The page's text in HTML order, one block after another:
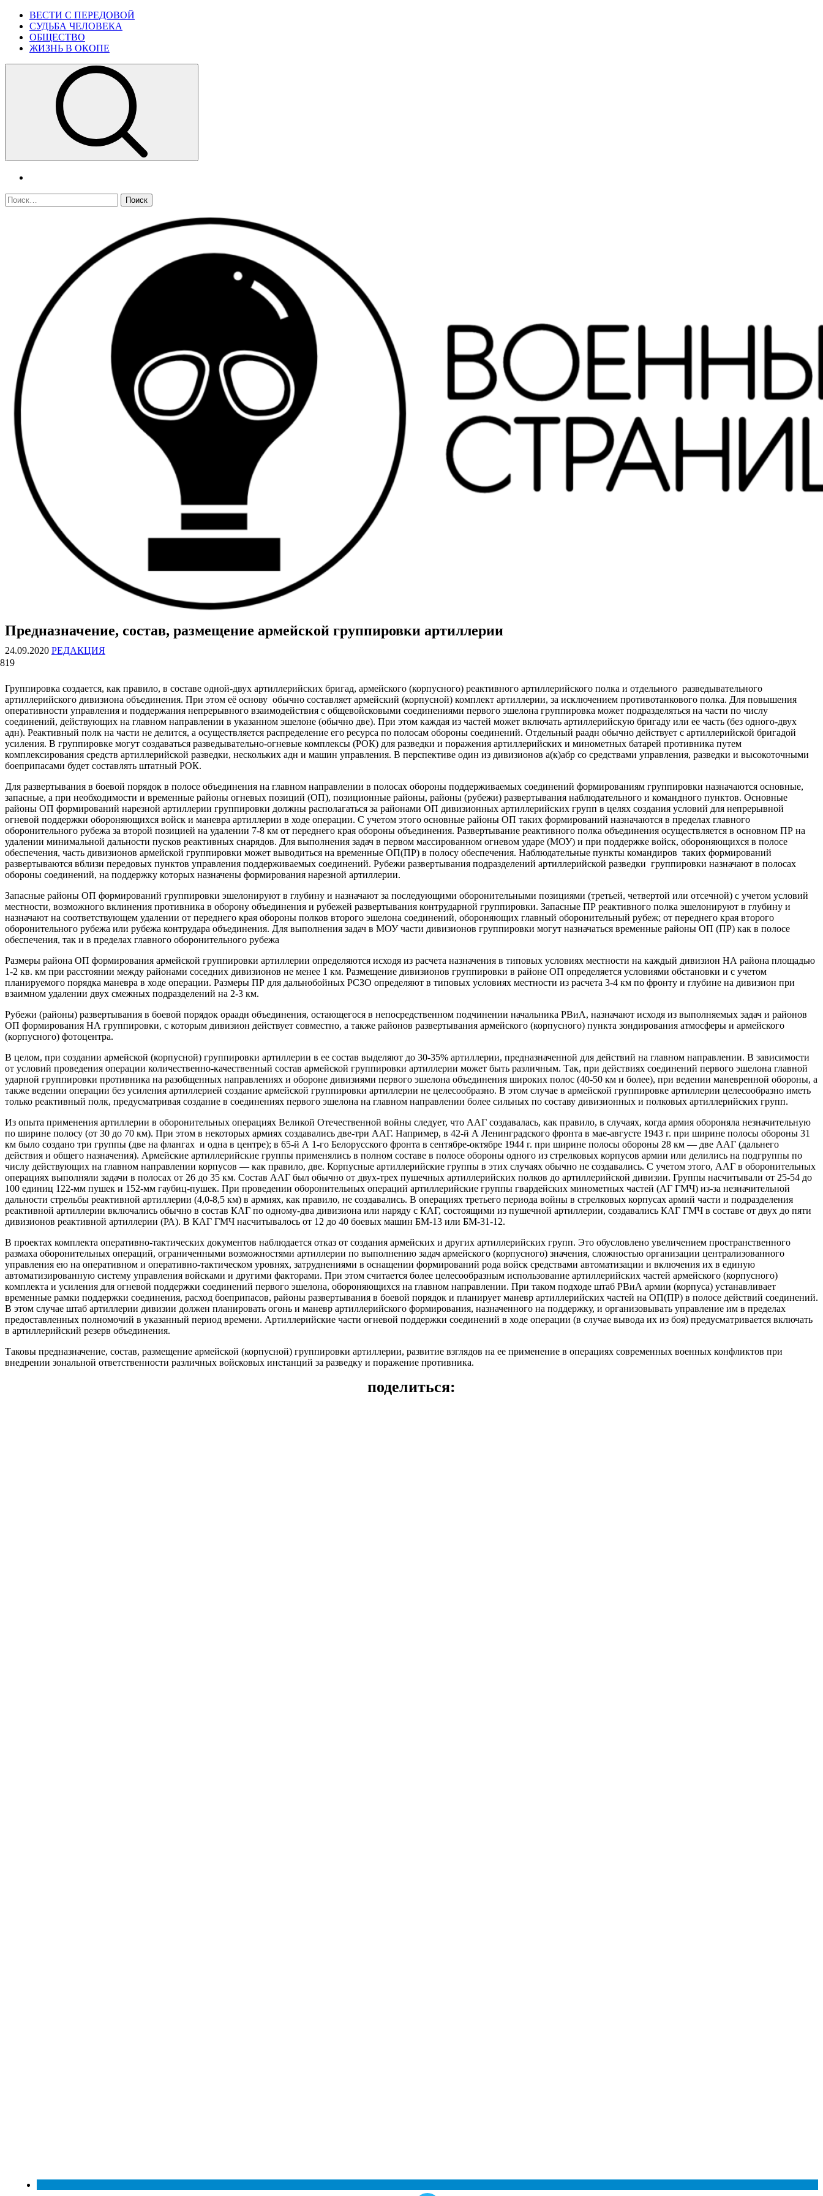
Skip
content
Primary
Menu
ВЕСТИ С ПЕРЕДОВОЙ
СУДЬБА ЧЕЛОВЕКА
ОБЩЕСТВО
ЖИЗНЬ В ОКОПЕ
Найти:
ВОЕННЫЕ СТРАНИЦЫ
СТАТЬИ ВОЕННОЙ ТЕМАТИКИ
Предназначение, состав, размещение армейской группировки артиллерии
24.09.2020 РЕДАКЦИЯ
819
Группировка создается, как правило, в составе одной-двух артиллерийских бригад, армейского (корпусного) реактивного артиллерийского полка и отдельного разведывательного
артиллерийского дивизиона объединения. При этом её основу обычно составляет армейский (корпусной) комплект артиллерии, за исключением противотанкового полка. Для повышения
оперативности управления и поддержания непрерывного взаимодействия с общевойсковыми соединениями первого эшелона группировка может подразделяться на части по числу
соединений, действующих на главном направлении в указанном эшелоне (обычно две). При этом каждая из частей может включать артиллерийскую бригаду или ее часть (без одного-двух
адн). Реактивный полк на части не делится, а осуществляется распределение его ресурса по полосам обороны соединений. Отдельный раадн обычно действует с артиллерийской бригадой
усиления. В группировке могут создаваться разведывательно-огневые комплексы (РОК) для разведки и поражения артиллерийских и минометных батарей противника путем
комплексирования средств артиллерийской разведки, нескольких адн и машин управления. В перспективе один из дивизионов а(к)абр со средствами управления, разведки и высокоточными
боеприпасами будет составлять штатный РОК.
Для развертывания в боевой порядок в полосе объединения на главном направлении в полосах обороны поддерживаемых соединений формированиям группировки назначаются основные,
запасные, а при необходимости и временные районы огневых позиций (ОП), позиционные районы, районы (рубежи) развертывания наблюдательного и командного пунктов. Основные
районы ОП формирований нарезной артиллерии группировки должны располагаться за районами ОП дивизионных артиллерийских групп в целях создания условий для непрерывной
огневой поддержки обороняющихся войск и маневра артиллерии в ходе операции. С учетом этого основные районы ОП таких формирований назначаются в пределах главного
оборонительного рубежа за второй позицией на удалении 7-8 км от переднего края обороны объединения. Развертывание реактивного полка объединения осуществляется в основном ПР на
удалении минимальной дальности пусков реактивных снарядов. Для выполнения задач в первом массированном огневом ударе (МОУ) и при поддержке войск, обороняющихся в полосе
обеспечения, часть дивизионов армейской группировки может выводиться на временные ОП(ПР) в полосу обеспечения. Наблюдательные пункты командиров таких формирований
развертываются вблизи передовых пунктов управления поддерживаемых соединений. Рубежи развертывания подразделений артиллерийской разведки группировки назначают в полосах
обороны соединений, на поддержку которых назначены формирования нарезной артиллерии.
Запасные районы ОП формирований группировки эшелонируют в глубину и назначают за последующими оборонительными позициями (третьей, четвертой или отсечной) с учетом условий
местности, возможного вклинения противника в оборону объединения и рубежей развертывания контрударной группировки. Запасные ПР реактивного полка эшелонируют в глубину и
назначают на соответствующем удалении от переднего края обороны полков второго эшелона соединений, обороняющих главный оборонительный рубеж; от переднего края второго
оборонительного рубежа или рубежа контрудара объединения. Для выполнения задач в МОУ части дивизионов группировки могут назначаться временные районы ОП (ПР) как в полосе
обеспечения, так и в пределах главного оборонительного рубежа
Размеры района ОП формирования армейской группировки артиллерии определяются исходя из расчета назначения в типовых условиях местности на каждый дивизион НА района площадью
1-2 кв. км при расстоянии между районами соседних дивизионов не менее 1 км. Размещение дивизионов группировки в районе ОП определяется условиями обстановки и с учетом
планируемого порядка маневра в ходе операции. Размеры ПР для дальнобойных РСЗО определяют в типовых условиях местности из расчета 3-4 км по фронту и глубине на дивизион при
взаимном удалении двух смежных подразделений на 2-3 км.
Рубежи (районы) развертывания в боевой порядок ораадн объединения, остающегося в непосредственном подчинении начальника РВиА, назначают исходя из выполняемых задач и районов
ОП формирования НА группировки, с которым дивизион действует совместно, а также районов развертывания армейского (корпусного) пункта зондирования атмосферы и армейского
(корпусного) фотоцентра.
В целом, при создании армейской (корпусной) группировки артиллерии в ее состав выделяют до 30-35% артиллерии, предназначенной для действий на главном направлении. В зависимости
от условий проведения операции количественно-качественный состав армейской группировки артиллерии может быть различным. Так, при действиях соединений первого эшелона главной
ударной группировки противника на разобщенных направлениях и обороне дивизиями первого эшелона объединения широких полос (40-50 км и более), при ведении маневренной обороны, а
также ведении операции без усиления артиллерией создание армейской группировки артиллерии не целесообразно. В этом случае в армейской группировке артиллерии целесообразно иметь
только реактивный полк, предусматривая создание в соединениях первого эшелона на главном направлении более сильных по составу дивизионных и полковых артиллерийских групп.
Из опыта применения артиллерии в оборонительных операциях Великой Отечественной войны следует, что ААГ создавалась, как правило, в случаях, когда армия обороняла незначительную
по ширине полосу (от 30 до 70 км). При этом в некоторых армиях создавались две-три ААГ. Например, в 42-й А Ленинградского фронта в мае-августе 1943 г. при ширине полосы обороны 31
км было создано три группы (две на флангах и одна в центре); в 65-й А 1-го Белорусского фронта в сентябре-октябре 1944 г. при ширине полосы обороны 28 км — две ААГ (дальнего
действия и общего назначения). Армейские артиллерийские группы применялись в полном составе в полосе обороны одного из стрелковых корпусов армии или делились на подгруппы по
числу действующих на главном направлении корпусов — как правило, две. Корпусные артиллерийские группы в этих случаях обычно не создавались. С учетом этого, ААГ в оборонительных
операциях выполняли задачи в полосах от 26 до 35 км. Состав ААГ был обычно от двух-трех пушечных артиллерийских полков до артиллерийской дивизии. Группы насчитывали от 25-54 до
100 единиц 122-мм пушек и 152-мм гаубиц-пушек. При проведении оборонительных операций артиллерийские группы гвардейских минометных частей (АГ ГМЧ) из-за незначительной
дальности стрельбы реактивной артиллерии (4,0-8,5 км) в армиях, как правило, не создавались. В операциях третьего периода войны в стрелковых корпусах армий части и подразделения
реактивной артиллерии включались обычно в состав КАГ по одному-два дивизиона или наряду с КАГ, состоящими из пушечной артиллерии, создавались КАГ ГМЧ в составе от двух до пяти
дивизионов реактивной артиллерии (РА). В КАГ ГМЧ насчитывалось от 12 до 40 боевых машин БМ-13 или БМ-31-12.
В проектах комплекта оперативно-тактических документов наблюдается отказ от создания армейских и других артиллерийских групп. Это обусловлено увеличением пространственного
размаха оборонительных операций, ограниченными возможностями артиллерии по выполнению задач армейского (корпусного) значения, сложностью организации централизованного
управления ею на оперативном и оперативно-тактическом уровнях, затруднениями в оснащении формирований рода войск средствами автоматизации и включения их в единую
автоматизированную систему управления войсками и другими факторами. При этом считается более целесообразным использование артиллерийских частей армейского (корпусного)
комплекта и усиления для огневой поддержки соединений первого эшелона, обороняющихся на главном направлении. При таком подходе штаб РВиА армии (корпуса) устанавливает
временные рамки поддержки соединения, расход боеприпасов, районы развертывания в боевой порядок и планирует маневр артиллерийских частей на ОП(ПР) в полосе действий соединений.
В этом случае штаб артиллерии дивизии должен планировать огонь и маневр артиллерийского формирования, назначенного на поддержку, и организовывать управление им в пределах
предоставленных полномочий в указанный период времени. Артиллерийские части огневой поддержки соединений в ходе операции (в случае вывода их из боя) предусматривается включать
в артиллерийский резерв объединения.
Таковы предназначение, состав, размещение армейской (корпусной) группировки артиллерии, развитие взглядов на ее применение в операциях современных военных конфликтов при
внедрении зональной ответственности различных войсковых инстанций за разведку и поражение противника.
поделиться: